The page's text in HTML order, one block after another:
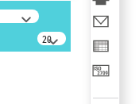
20
résultats/page